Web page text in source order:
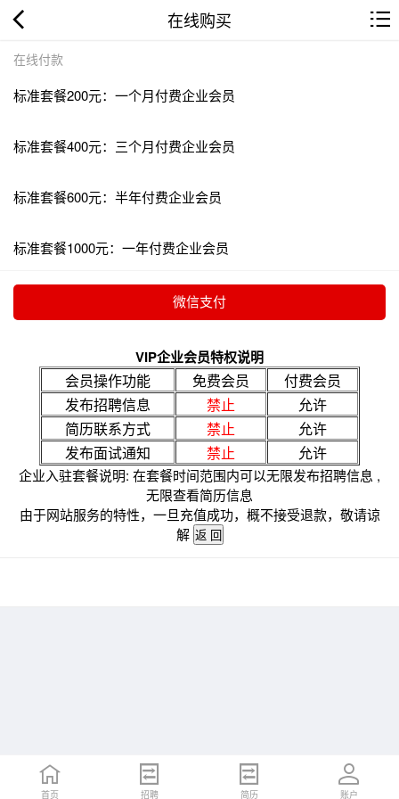
在线购买
在线付款
标准套餐200元：一个月付费企业会员
标准套餐400元：三个月付费企业会员
标准套餐600元：半年付费企业会员
标准套餐1000元：一年付费企业会员
VIP企业会员特权说明
会员操作功能 免费会员
付费会员
发布招聘信息
禁止
允许
简历联系方式
禁止
允许
发布面试通知
禁止 允许
企业入驻套餐说明: 在套餐时间范围内可以无限发布招聘信息 ,
无限查看简历信息
由于网站服务的特性，一旦充值成功，概不接受退款，敬请谅
解
首页 招聘 简历 账户